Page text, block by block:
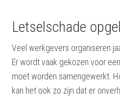
Letselschade
Veel werkgevers organiseren
Er wordt vaak gekozen voor
moet worden samengewerkt.
kan het ook zo zijn dat er